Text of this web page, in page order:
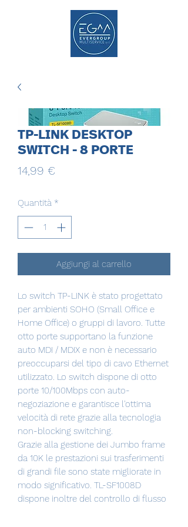
TP-LINK DESKTOP
SWITCH - 8 PORTE
14,99 €
Quantità *
Aggiungi al carrello
Lo switch TP-LINK è stato progettato
per ambienti SOHO (Small Office e
Home Office) o gruppi di lavoro. Tutte
otto porte supportano la funzione
auto MDI / MDIX e non è necessario
preoccuparsi del tipo di cavo Ethernet
utilizzato. Lo switch dispone di otto
porte 10/100Mbps con auto-
negoziazione e garantisce l'ottima
velocità di rete grazie alla tecnologia
non-blocking switching.
Grazie alla gestione dei Jumbo frame
da 10K le prestazioni sui trasferimenti
di grandi file sono state migliorate in
modo significativo. TL-SF1008D
dispone inoltre del controllo di flusso